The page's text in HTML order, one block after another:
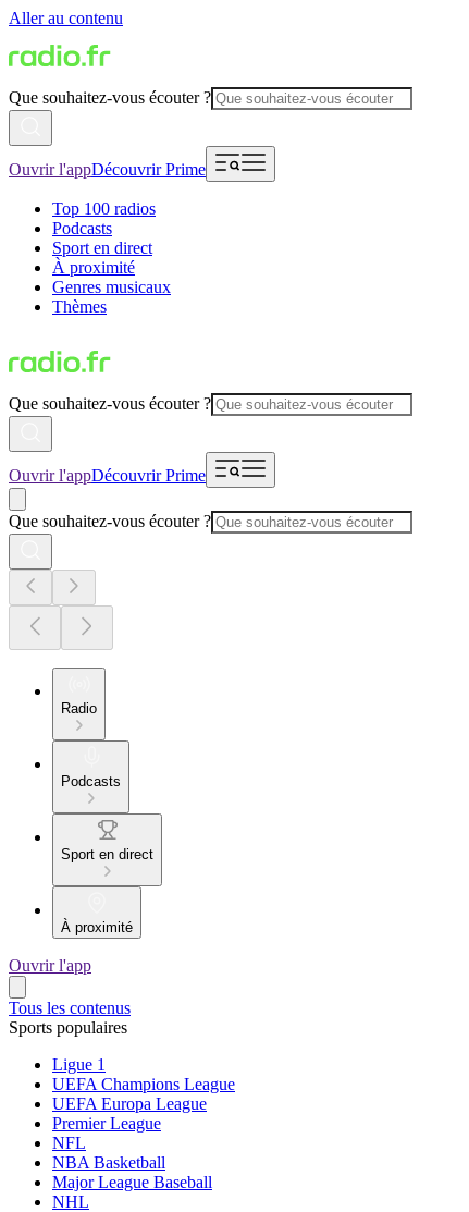
Aller au contenu
Que souhaitez-vous écouter ?
Ouvrir l'appDécouvrir Prime
Top 100 radios
Podcasts
Sport en direct
À proximité
Genres musicaux
Thèmes
Que souhaitez-vous écouter ?
Ouvrir l'appDécouvrir Prime
Que souhaitez-vous écouter ?
Radio
Podcasts
Sport en direct
À proximité
Ouvrir l'app
Tous les contenus
Sports populaires
Ligue 1
UEFA Champions League
UEFA Europa League
Premier League
NFL
NBA Basketball
Major League Baseball
NHL